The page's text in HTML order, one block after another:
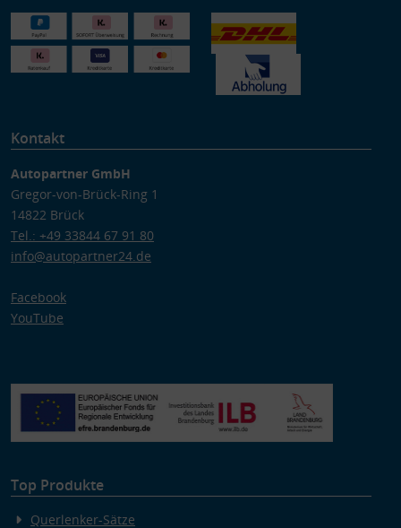
Kontakt
Autopartner GmbH
Gregor-von-Brück-Ring 1
14822 Brück
Tel.: +49 33844 67 91 80
info@autopartner24.de
Facebook
YouTube
Top Produkte
Querlenker-Sätze